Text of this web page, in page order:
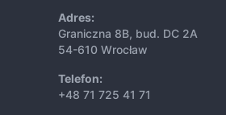
Adres:
Graniczna 8B, bud. DC 2A
54-610 Wrocław
Telefon:
+48 71 725 41 71